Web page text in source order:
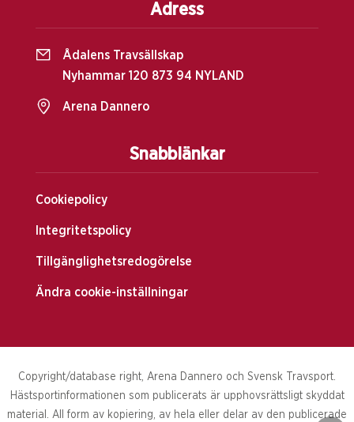
Snabblänkar
Cookiepolicy
Integritetspolicy
Tillgänglighetsredogörelse
Ändra cookie-inställningar
Adress
Ådalens Travsällskap
Nyhammar 120 873 94 NYLAND
Arena Dannero
Copyright/database right, Arena Dannero och Svensk Travsport.
Hästsportinformationen som publicerats är upphovsrättsligt skyddat
material. All form av kopiering, av hela eller delar av den publicerade